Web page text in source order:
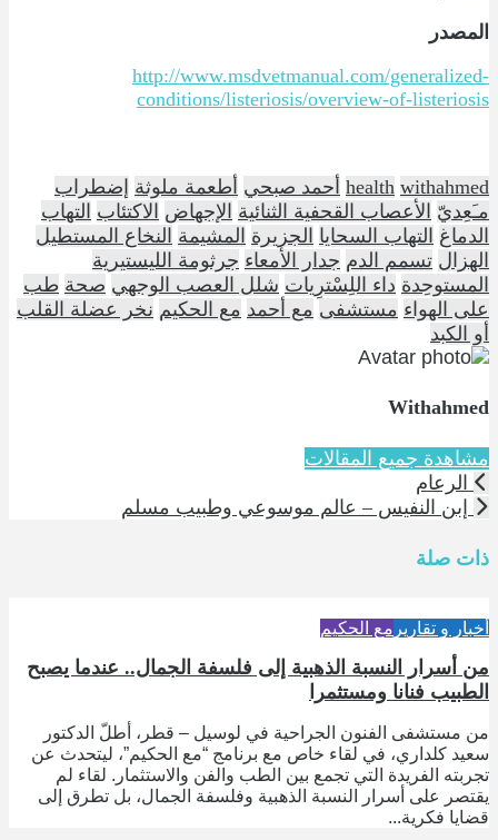
المصدر
http://www.msdvetmanual.com/generalized-
conditions/listeriosis/overview-of-listeriosis
health withahmed أحمد صبحي أطعمة ملوثة إضطراب
مـَعِديّ الأعصاب القحفية الثنائية الإجهاض الاكتئاب التهاب
الدماغ التهاب السحايا الجزيرة المشيمة النخاع المستطيل
الهزال تسمم الدم جدار الأمعاء جرثومة الليستيرية
المستوحِدة داء اللِسْترِيات شلل العصب الوجهي صحة طب
على الهواء مستشفى مع أحمد مع الحكيم نخر عضلة القلب
أو الكبد
Withahmed
مشاهدة جميع المقالات
الرعام
إبن النفيس – عالم موسوعي وطبيب مسلم
ذات صلة
أخبار و تقارير مع الحكيم
من أسرار النسبة الذهبية إلى فلسفة الجمال.. عندما يصبح
الطبيب فنانا ومستثمرا
من مستشفى الفنون الجراحية في لوسيل – قطر، أطلّ الدكتور
سعيد كلداري، في لقاء خاص مع برنامج “مع الحكيم”، ليتحدث عن
تجربته الفريدة التي تجمع بين الطب والفن والاستثمار. لقاء لم
يقتصر على أسرار النسبة الذهبية وفلسفة الجمال، بل تطرق إلى
قضايا فكرية...